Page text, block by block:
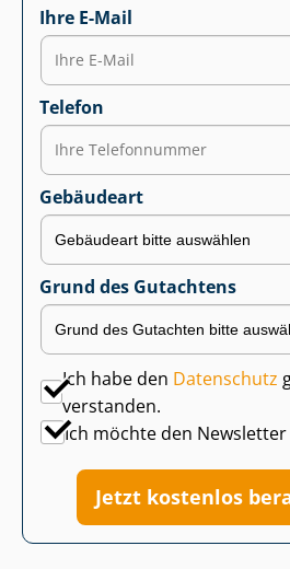
Ihre E-Mail
Telefon
Gebäudeart
Grund des Gutachtens
Ich habe den Datenschutz
verstanden.
Ich möchte den
Jetzt kostenlos